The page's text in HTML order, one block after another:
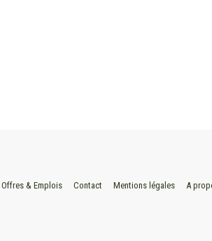
Offres & Emplois Contact Mentions légales A